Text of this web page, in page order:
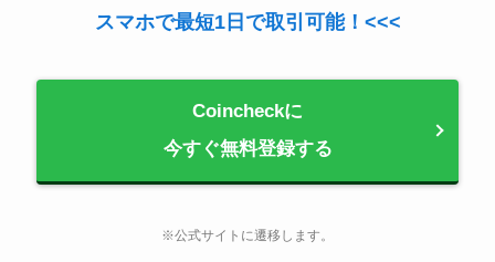
スマホで最短1日で取引可能！<<<
Coincheckに
今すぐ無料登録する
※公式サイトに遷移します。